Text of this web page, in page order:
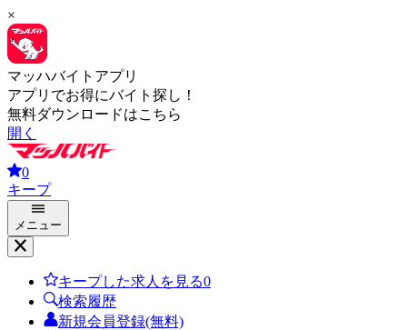
×
マッハバイトアプリ
アプリでお得にバイト探し！
無料ダウンロードはこちら
開く
0
キープ
メニュー
キープした求人を見る0
検索履歴
新規会員登録(無料)